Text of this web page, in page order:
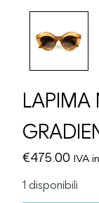
LAPIMA
€475.00 IVA
1 disponibili